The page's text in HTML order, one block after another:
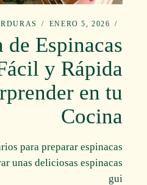
ENERO 5, 2026
de Espinacas
y Rápida
en tu
Cocina
para preparar espinacas
unas deliciosas espinacas
gui